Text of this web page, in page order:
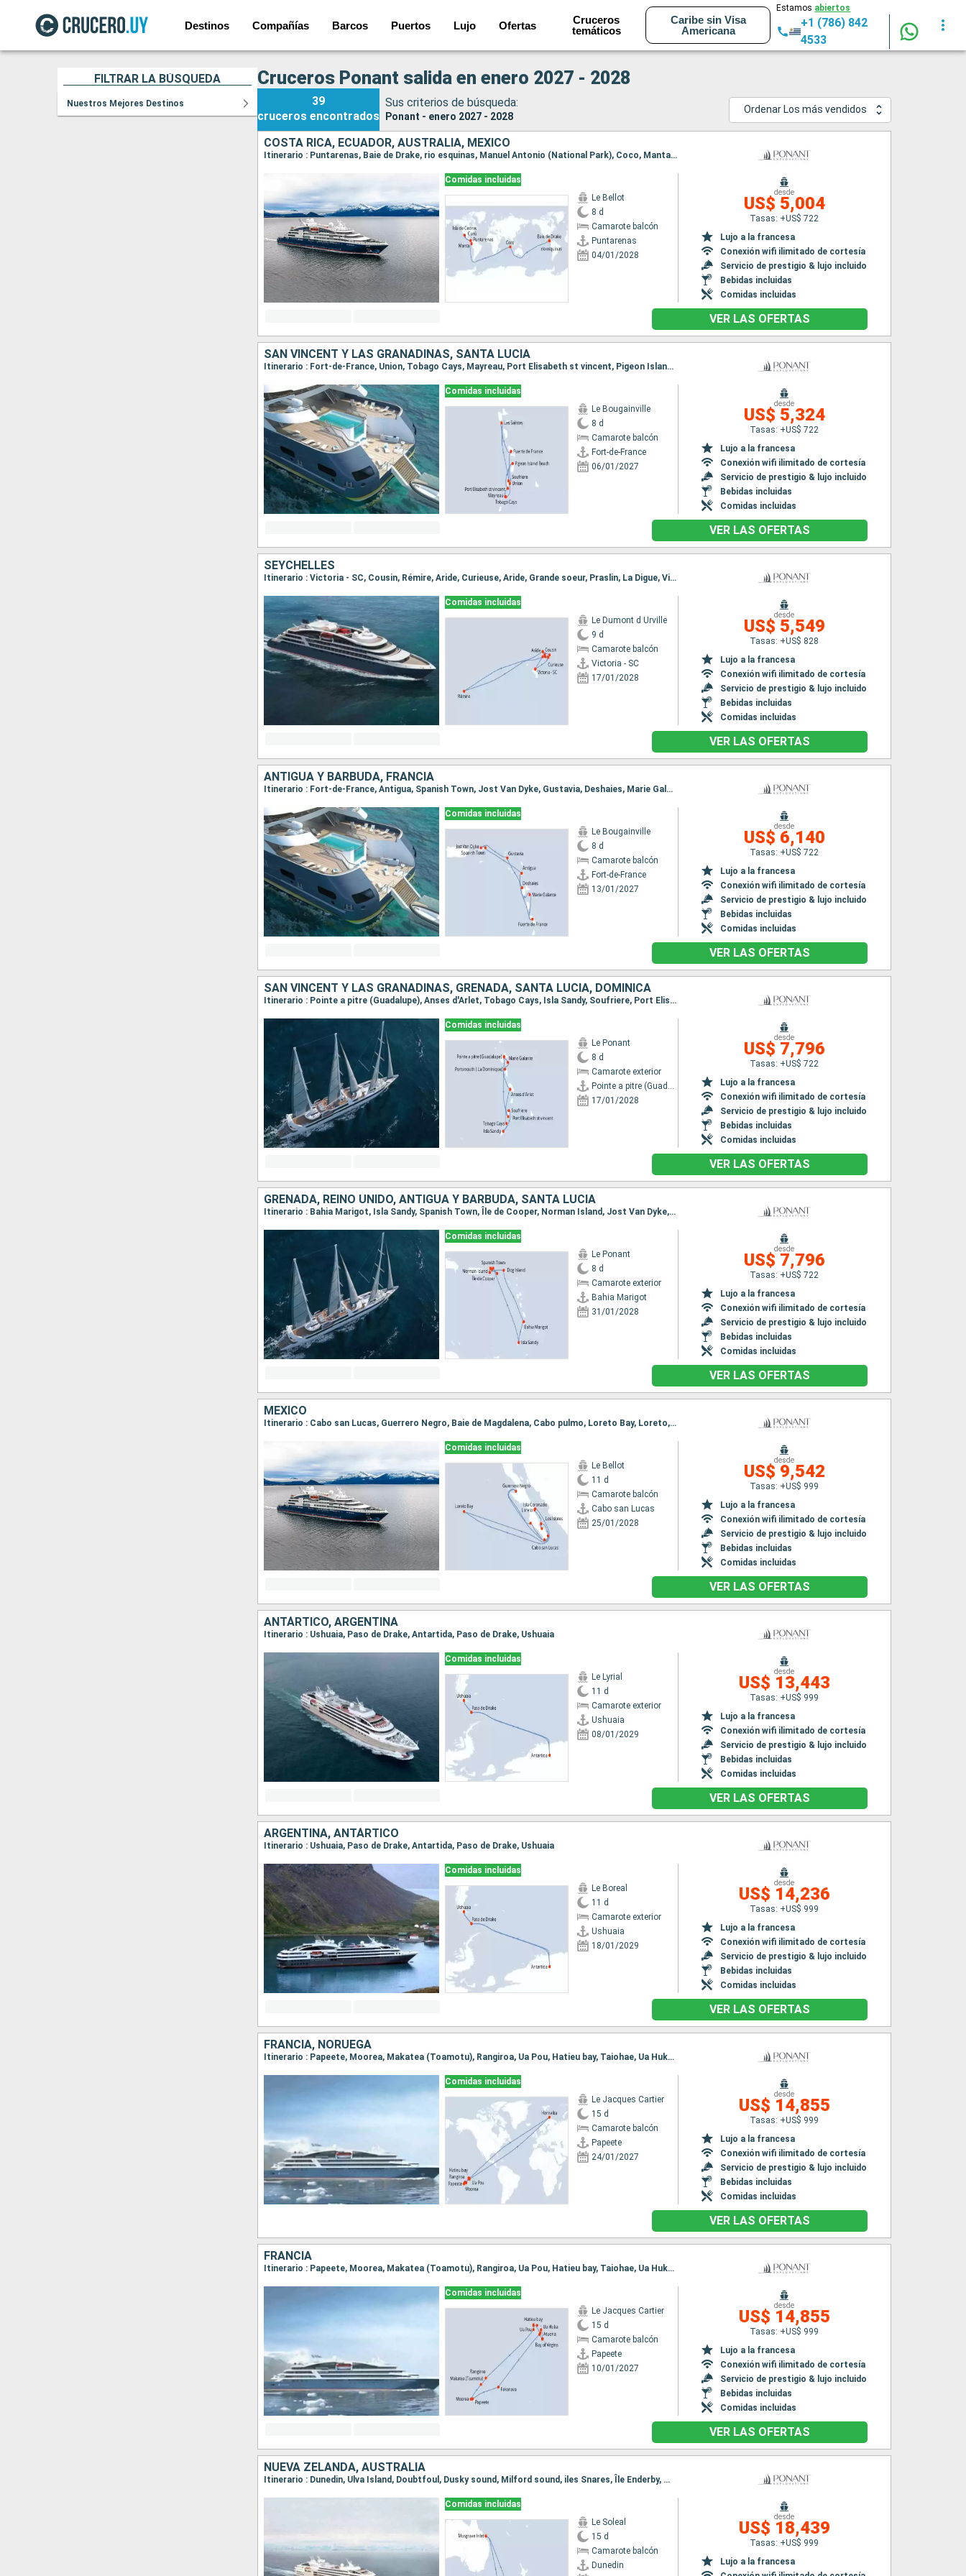
Destinos Compañías Barcos Puertos Lujo Ofertas
Cruceros
temáticos
Caribe sin Visa
Americana
Estamos abiertos
+1 (786) 842
4533
FILTRAR LA BÚSQUEDA
Nuestros Mejores Destinos
Cruceros Ponant salida en enero 2027 - 2028
39
cruceros encontrados
Sus criterios de búsqueda:
Ponant - enero 2027 - 2028
Ordenar Los más vendidos
COSTA RICA, ECUADOR, AUSTRALIA, MÉXICO
Itinerario : Puntarenas, Baie de Drake, rio esquinas, Manuel Antonio (National Park), Coco, Manta, Curú, Isla de Cedros, Puntarenas
Comidas incluidas
Le Bellot
8 d
Camarote balcón
Puntarenas
04/01/2028
desde
US$ 5,004
Tasas: +US$ 722
Lujo a la francesa
Conexión wifi ilimitado de cortesía
Servicio de prestigio & lujo incluido
Bebidas incluidas
Comidas incluidas
VER LAS OFERTAS
SAN VINCENT Y LAS GRANADINAS, SANTA LUCIA
Itinerario : Fort-de-France, Union, Tobago Cays, Mayreau, Port Elisabeth st vincent, Pigeon Island Beach, Soufriere, Les Saintes, Fort-de-France
Comidas incluidas
Le Bougainville
8 d
Camarote balcón
Fort-de-France
06/01/2027
desde
US$ 5,324
Tasas: +US$ 722
Lujo a la francesa
Conexión wifi ilimitado de cortesía
Servicio de prestigio & lujo incluido
Bebidas incluidas
Comidas incluidas
VER LAS OFERTAS
SEYCHELLES
Itinerario : Victoria - SC, Cousin, Rémire, Aride, Curieuse, Aride, Grande soeur, Praslin, La Digue, Victoria - SC
Comidas incluidas
Le Dumont d Urville
9 d
Camarote balcón
Victoria - SC
17/01/2028
desde
US$ 5,549
Tasas: +US$ 828
Lujo a la francesa
Conexión wifi ilimitado de cortesía
Servicio de prestigio & lujo incluido
Bebidas incluidas
Comidas incluidas
VER LAS OFERTAS
ANTIGUA Y BARBUDA, FRANCIA
Itinerario : Fort-de-France, Antigua, Spanish Town, Jost Van Dyke, Gustavia, Deshaies, Marie Galante, Fort-de-France
Comidas incluidas
Le Bougainville
8 d
Camarote balcón
Fort-de-France
13/01/2027
desde
US$ 6,140
Tasas: +US$ 722
Lujo a la francesa
Conexión wifi ilimitado de cortesía
Servicio de prestigio & lujo incluido
Bebidas incluidas
Comidas incluidas
VER LAS OFERTAS
SAN VINCENT Y LAS GRANADINAS, GRENADA, SANTA LUCIA, DOMINICA
Itinerario : Pointe a pitre (Guadalupe), Anses d'Arlet, Tobago Cays, Isla Sandy, Soufriere, Port Elisabeth st vincent, Portsmouth ( La Dominique) , Marie Galante, Pointe a pitre (Guadalupe)
Comidas incluidas
Le Ponant
8 d
Camarote exterior
Pointe a pitre (Guadalupe)
17/01/2028
desde
US$ 7,796
Tasas: +US$ 722
Lujo a la francesa
Conexión wifi ilimitado de cortesía
Servicio de prestigio & lujo incluido
Bebidas incluidas
Comidas incluidas
VER LAS OFERTAS
GRENADA, REINO UNIDO, ANTIGUA Y BARBUDA, SANTA LUCIA
Itinerario : Bahia Marigot, Isla Sandy, Spanish Town, Île de Cooper, Norman Island, Jost Van Dyke, Islas Virgenes, Dog Island, Bahia Marigot
Comidas incluidas
Le Ponant
8 d
Camarote exterior
Bahia Marigot
31/01/2028
desde
US$ 7,796
Tasas: +US$ 722
Lujo a la francesa
Conexión wifi ilimitado de cortesía
Servicio de prestigio & lujo incluido
Bebidas incluidas
Comidas incluidas
VER LAS OFERTAS
MÉXICO
Itinerario : Cabo san Lucas, Guerrero Negro, Baie de Magdalena, Cabo pulmo, Loreto Bay, Loreto, Isla Coronado, La Paz - Pichilingue, Los Islotes, Cabo san Lucas
Comidas incluidas
Le Bellot
11 d
Camarote balcón
Cabo san Lucas
25/01/2028
desde
US$ 9,542
Tasas: +US$ 999
Lujo a la francesa
Conexión wifi ilimitado de cortesía
Servicio de prestigio & lujo incluido
Bebidas incluidas
Comidas incluidas
VER LAS OFERTAS
ANTÁRTICO, ARGENTINA
Itinerario : Ushuaia, Paso de Drake, Antartida, Paso de Drake, Ushuaia
Comidas incluidas
Le Lyrial
11 d
Camarote exterior
Ushuaia
08/01/2029
desde
US$ 13,443
Tasas: +US$ 999
Lujo a la francesa
Conexión wifi ilimitado de cortesía
Servicio de prestigio & lujo incluido
Bebidas incluidas
Comidas incluidas
VER LAS OFERTAS
ARGENTINA, ANTÁRTICO
Itinerario : Ushuaia, Paso de Drake, Antartida, Paso de Drake, Ushuaia
Comidas incluidas
Le Boreal
11 d
Camarote exterior
Ushuaia
18/01/2029
desde
US$ 14,236
Tasas: +US$ 999
Lujo a la francesa
Conexión wifi ilimitado de cortesía
Servicio de prestigio & lujo incluido
Bebidas incluidas
Comidas incluidas
VER LAS OFERTAS
FRANCIA, NORUEGA
Itinerario : Papeete, Moorea, Makatea (Toamotu), Rangiroa, Ua Pou, Hatieu bay, Taiohae, Ua Huka, Hanaiapa, Puama'u, Hiva Oa, Hornvika, Omoa, Hapatoni, Fakarava, Papeete
Comidas incluidas
Le Jacques Cartier
15 d
Camarote balcón
Papeete
24/01/2027
desde
US$ 14,855
Tasas: +US$ 999
Lujo a la francesa
Conexión wifi ilimitado de cortesía
Servicio de prestigio & lujo incluido
Bebidas incluidas
Comidas incluidas
VER LAS OFERTAS
FRANCIA
Itinerario : Papeete, Moorea, Makatea (Toamotu), Rangiroa, Ua Pou, Hatieu bay, Taiohae, Ua Huka, Atuona, Puama'u, Hiva Oa, Bay of Virgins, Omoa, Hapatoni, Fakarava, Papeete
Comidas incluidas
Le Jacques Cartier
15 d
Camarote balcón
Papeete
10/01/2027
desde
US$ 14,855
Tasas: +US$ 999
Lujo a la francesa
Conexión wifi ilimitado de cortesía
Servicio de prestigio & lujo incluido
Bebidas incluidas
Comidas incluidas
VER LAS OFERTAS
NUEVA ZELANDA, AUSTRALIA
Itinerario : Dunedin, Ulva Island, Doubtfoul, Dusky sound, Milford sound, iles Snares, Île Enderby, Musgrave Inlet, Macquarie Island, Campbell Island, Antipodes Islands, Dunedin
Comidas incluidas
Le Soleal
15 d
Camarote balcón
Dunedin
desde
US$ 18,439
Tasas: +US$ 999
Lujo a la francesa